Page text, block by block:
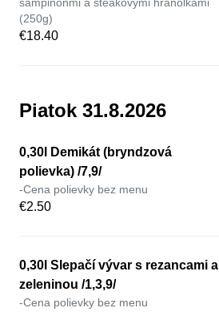
(250g)
€18.40
Piatok 31.8.2026
0,30l Demikát (bryndzová
polievka) /7,9/
-Cena polievky bez menu
€2.50
0,30l Slepačí vývar s rezancami a
zeleninou /1,3,9/
-Cena polievky bez menu